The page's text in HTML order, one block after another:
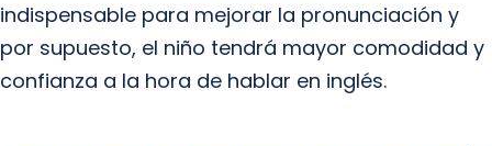
indispensable para mejorar la pronunciación y
por supuesto, el niño tendrá mayor comodidad y
confianza a la hora de hablar en inglés.